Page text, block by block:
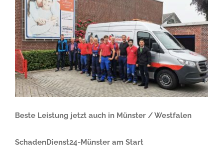
Beste Leistung jetzt auch in Münster / Westfalen
SchadenDienst24-Münster am Start